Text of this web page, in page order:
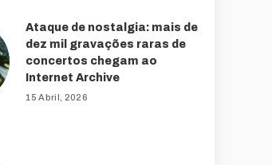
Ataque de nostalgia: mais de
dez mil gravações raras de
concertos chegam ao
Internet Archive
15 Abril, 2026